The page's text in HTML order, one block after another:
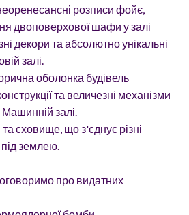
розписи фойє,
двоповерхової шафи у залі
декори та абсолютно унікальні
залі.
оболонка будівель
та величезні механізми
залі.
сховище, що з'єднує різні
під землею.
про видатних